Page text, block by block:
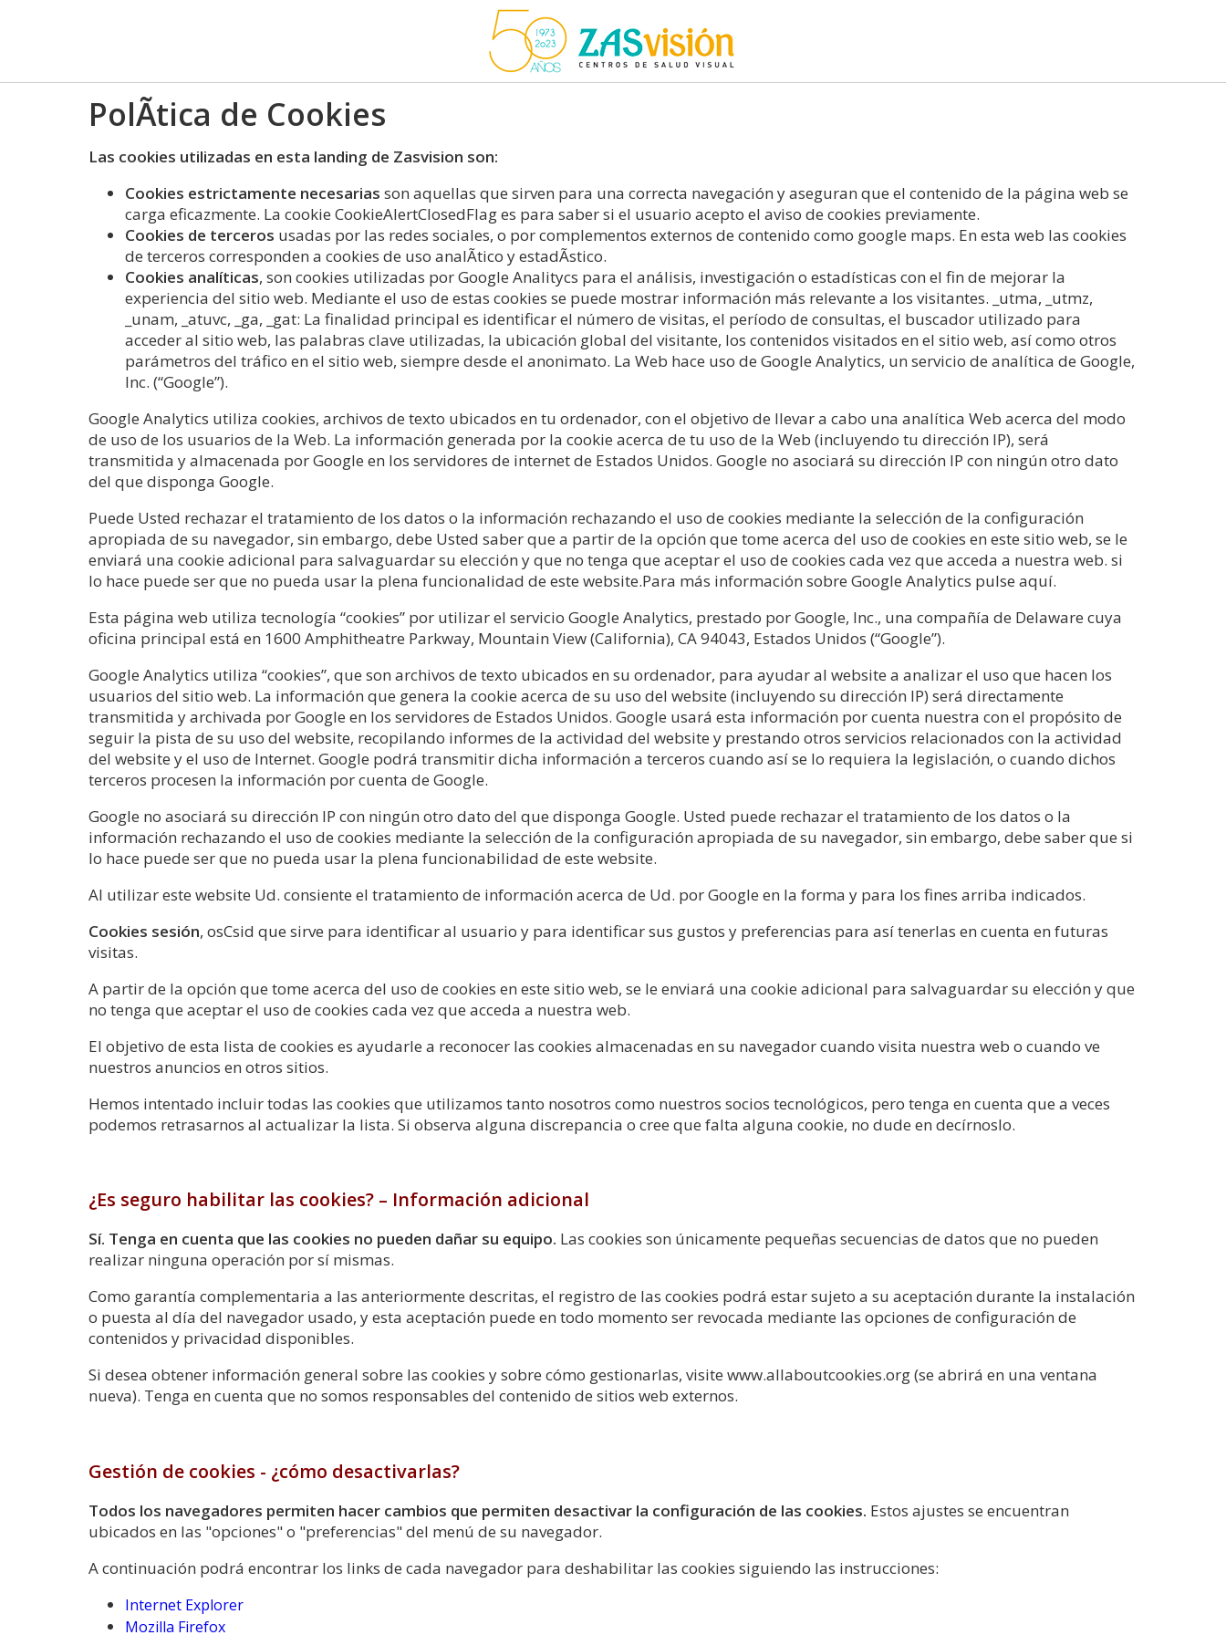
PolÃ­tica de Cookies
Las cookies utilizadas en esta landing de Zasvision son:
Cookies estrictamente necesarias son aquellas que sirven para una correcta navegación y aseguran que el contenido de la página web se
carga eficazmente. La cookie CookieAlertClosedFlag es para saber si el usuario acepto el aviso de cookies previamente.
Cookies de terceros usadas por las redes sociales, o por complementos externos de contenido como google maps. En esta web las cookies
de terceros corresponden a cookies de uso analÃ­tico y estadÃ­stico.
Cookies analíticas, son cookies utilizadas por Google Analitycs para el análisis, investigación o estadísticas con el fin de mejorar la
experiencia del sitio web. Mediante el uso de estas cookies se puede mostrar información más relevante a los visitantes. _utma, _utmz,
_unam, _atuvc, _ga, _gat: La finalidad principal es identificar el número de visitas, el período de consultas, el buscador utilizado para
acceder al sitio web, las palabras clave utilizadas, la ubicación global del visitante, los contenidos visitados en el sitio web, así como otros
parámetros del tráfico en el sitio web, siempre desde el anonimato. La Web hace uso de Google Analytics, un servicio de analítica de Google,
Inc. (“Google”).
Google Analytics utiliza cookies, archivos de texto ubicados en tu ordenador, con el objetivo de llevar a cabo una analítica Web acerca del modo
de uso de los usuarios de la Web. La información generada por la cookie acerca de tu uso de la Web (incluyendo tu dirección IP), será
transmitida y almacenada por Google en los servidores de internet de Estados Unidos. Google no asociará su dirección IP con ningún otro dato
del que disponga Google.
Puede Usted rechazar el tratamiento de los datos o la información rechazando el uso de cookies mediante la selección de la configuración
apropiada de su navegador, sin embargo, debe Usted saber que a partir de la opción que tome acerca del uso de cookies en este sitio web, se le
enviará una cookie adicional para salvaguardar su elección y que no tenga que aceptar el uso de cookies cada vez que acceda a nuestra web. si
lo hace puede ser que no pueda usar la plena funcionalidad de este website.Para más información sobre Google Analytics pulse aquí.
Esta página web utiliza tecnología “cookies” por utilizar el servicio Google Analytics, prestado por Google, Inc., una compañía de Delaware cuya
oficina principal está en 1600 Amphitheatre Parkway, Mountain View (California), CA 94043, Estados Unidos (“Google”).
Google Analytics utiliza “cookies”, que son archivos de texto ubicados en su ordenador, para ayudar al website a analizar el uso que hacen los
usuarios del sitio web. La información que genera la cookie acerca de su uso del website (incluyendo su dirección IP) será directamente
transmitida y archivada por Google en los servidores de Estados Unidos. Google usará esta información por cuenta nuestra con el propósito de
seguir la pista de su uso del website, recopilando informes de la actividad del website y prestando otros servicios relacionados con la actividad
del website y el uso de Internet. Google podrá transmitir dicha información a terceros cuando así se lo requiera la legislación, o cuando dichos
terceros procesen la información por cuenta de Google.
Google no asociará su dirección IP con ningún otro dato del que disponga Google. Usted puede rechazar el tratamiento de los datos o la
información rechazando el uso de cookies mediante la selección de la configuración apropiada de su navegador, sin embargo, debe saber que si
lo hace puede ser que no pueda usar la plena funcionabilidad de este website.
Al utilizar este website Ud. consiente el tratamiento de información acerca de Ud. por Google en la forma y para los fines arriba indicados.
Cookies sesión, osCsid que sirve para identificar al usuario y para identificar sus gustos y preferencias para así tenerlas en cuenta en futuras
visitas.
A partir de la opción que tome acerca del uso de cookies en este sitio web, se le enviará una cookie adicional para salvaguardar su elección y que
no tenga que aceptar el uso de cookies cada vez que acceda a nuestra web.
El objetivo de esta lista de cookies es ayudarle a reconocer las cookies almacenadas en su navegador cuando visita nuestra web o cuando ve
nuestros anuncios en otros sitios.
Hemos intentado incluir todas las cookies que utilizamos tanto nosotros como nuestros socios tecnológicos, pero tenga en cuenta que a veces
podemos retrasarnos al actualizar la lista. Si observa alguna discrepancia o cree que falta alguna cookie, no dude en decírnoslo.
¿Es seguro habilitar las cookies? – Información adicional
Sí. Tenga en cuenta que las cookies no pueden dañar su equipo. Las cookies son únicamente pequeñas secuencias de datos que no pueden
realizar ninguna operación por sí mismas.
Como garantía complementaria a las anteriormente descritas, el registro de las cookies podrá estar sujeto a su aceptación durante la instalación
o puesta al día del navegador usado, y esta aceptación puede en todo momento ser revocada mediante las opciones de configuración de
contenidos y privacidad disponibles.
Si desea obtener información general sobre las cookies y sobre cómo gestionarlas, visite www.allaboutcookies.org (se abrirá en una ventana
nueva). Tenga en cuenta que no somos responsables del contenido de sitios web externos.
Gestión de cookies - ¿cómo desactivarlas?
Todos los navegadores permiten hacer cambios que permiten desactivar la configuración de las cookies. Estos ajustes se encuentran
ubicados en las "opciones" o "preferencias" del menú de su navegador.
A continuación podrá encontrar los links de cada navegador para deshabilitar las cookies siguiendo las instrucciones:
Internet Explorer
Mozilla Firefox